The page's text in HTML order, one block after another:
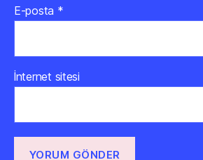
E-posta *
İnternet sitesi